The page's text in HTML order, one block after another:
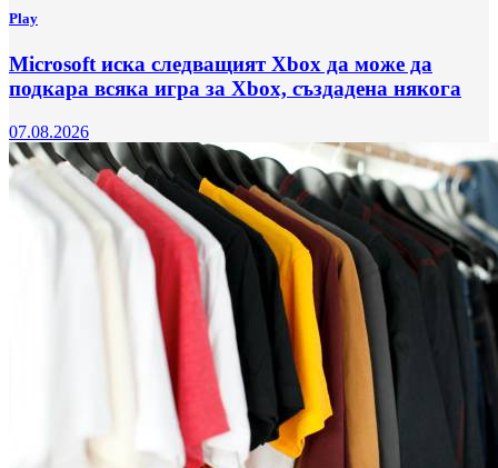
Play
Microsoft иска следващият Xbox да може да
подкара всяка игра за Xbox, създадена някога
07.08.2026